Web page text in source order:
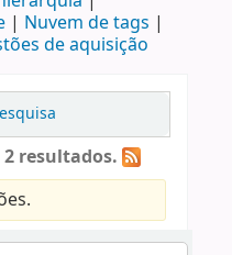
Nuvem de tags
de aquisição
resultados.